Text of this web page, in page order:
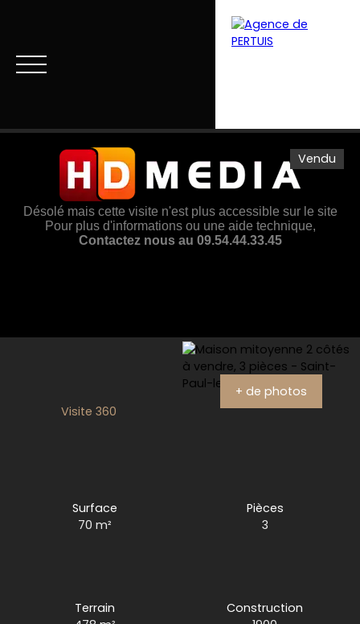
Menu
Vendu
Visite 360
+ de photos
Surface
70m²
Pièces
3
Terrain
Construction